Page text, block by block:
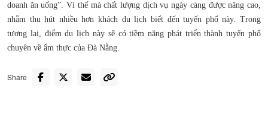
doanh ăn uống”. Vì thế mà chất lượng dịch vụ ngày càng được nâng cao,
nhằm thu hút nhiều hơn khách du lịch biết đến tuyến phố này. Trong
tương lai, điểm du lịch này sẽ có tiềm năng phát triển thành tuyến phố
chuyên về ẩm thực của Đà Nẵng.
Share